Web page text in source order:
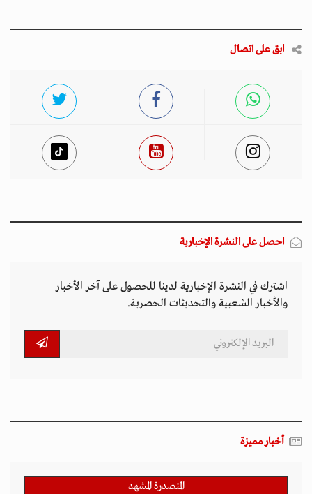
ابق على اتصال
احصل على النشرة الإخبارية
اشترك في النشرة الإخبارية لدينا للحصول على آخر الأخبار
والأخبار الشعبية والتحديثات الحصرية.
أخبار مميزة
المتصدرة المشهد